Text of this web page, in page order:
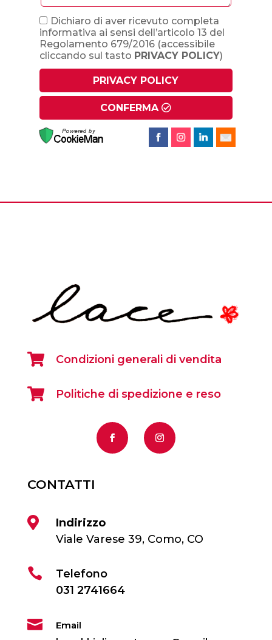
Dichiaro di aver ricevuto completa
informativa ai sensi dell’articolo 13 del
Regolamento 679/2016 (accessibile
cliccando sul tasto PRIVACY POLICY)
PRIVACY POLICY
CONFERMA
 Condizioni generali di vendita
 Politiche di spedizione e reso
CONTATTI

Indirizzo
Viale Varese 39, Como, CO

Telefono
031 2741664

Email